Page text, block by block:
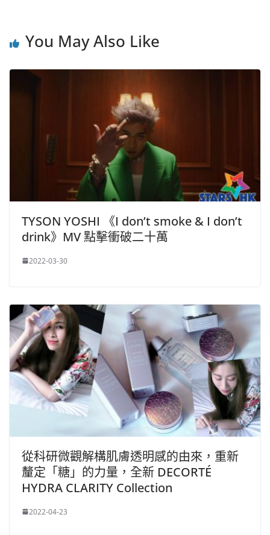
You May Also Like
TYSON YOSHI 《I don’t smoke & I don’t
drink》MV 點擊衝破二十萬
2022-03-30
從科研微觀解構肌膚透明感的由來，重新
釐定「糖」的力量，全新 DECORTÉ
HYDRA CLARITY Collection
2022-04-23